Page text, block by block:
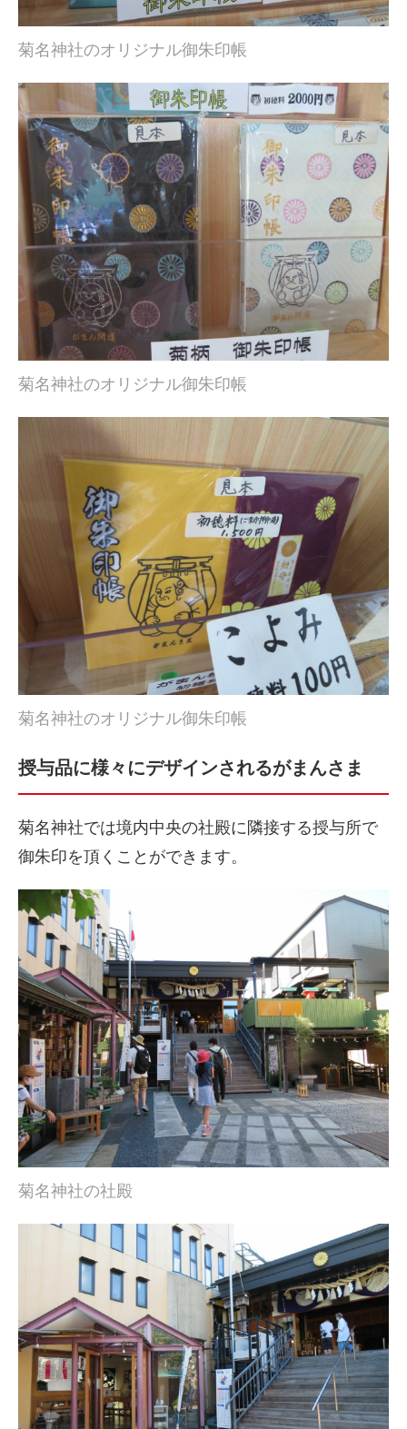
菊名神社のオリジナル御朱印帳
菊名神社のオリジナル御朱印帳
菊名神社のオリジナル御朱印帳
授与品に様々にデザインされるがまんさま
菊名神社では境内中央の社殿に隣接する授与所で
御朱印を頂くことができます。
菊名神社の社殿